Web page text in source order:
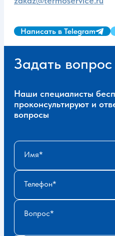
Написать в Telegram
Задать вопрос
Наши специалисты
проконсультируют и
вопросы
Имя
Телефон
Вопрос